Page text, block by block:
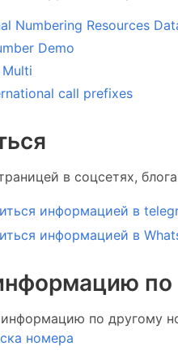
Numbering Resources
Demo
call prefixes
в соцсетях,
информацией в
информацией в
по другому
номера